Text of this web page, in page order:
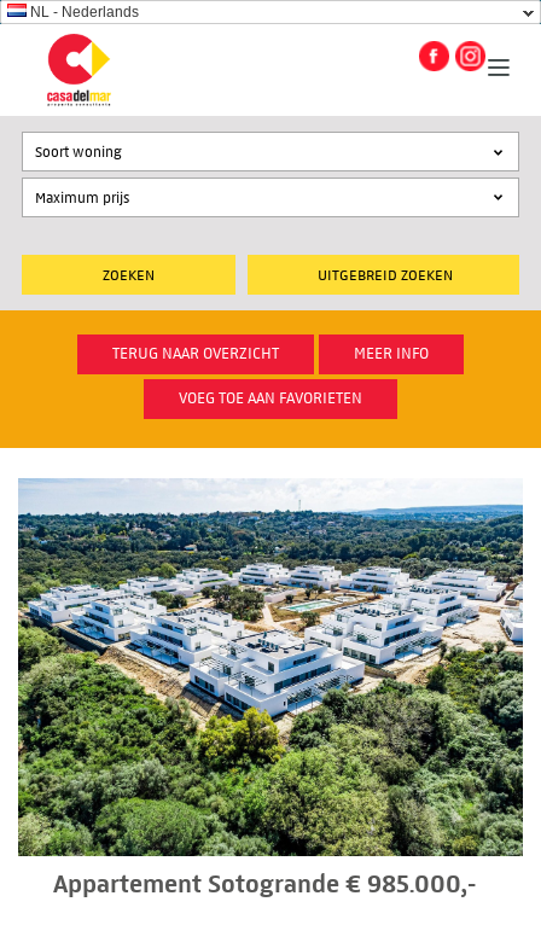
NL - Nederlands
UITGEBREID ZOEKEN
Soort woning
TERUG NAAR OVERZICHT MEER INFO
VOEG TOE AAN FAVORIETEN
Appartement Sotogrande € 985.000,-